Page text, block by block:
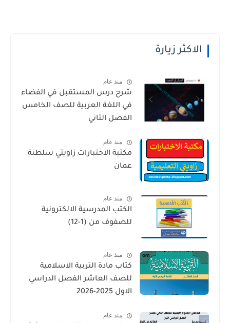
الاكثر زيارة
منذ عام
شرح درس المستقبل في الفضاء
في اللغة العربية للصف الخامس
الفصل الثاني
منذ عام
مكتبة الاختبارات زاويتي سلطنة
عمان
منذ عام
الكتب المدرسية الالكترونية
للصفوف من (1-12)
منذ عام
كتاب مادة التربية الاسلامية
للصف العاشر الفصل الدراسي
الاول 2025-2026
منذ عام